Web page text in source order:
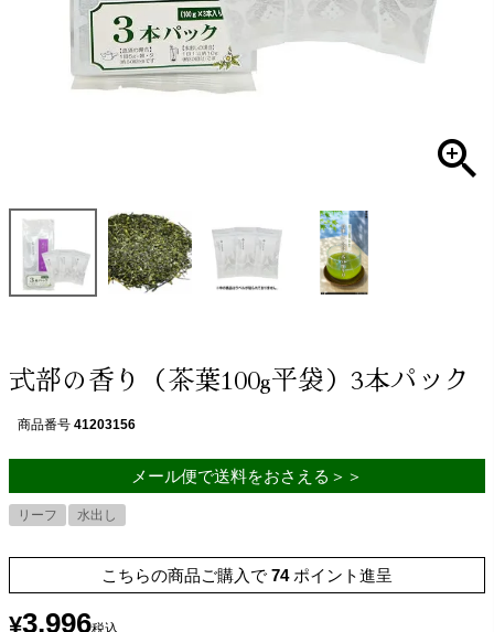
式部の香り（茶葉100g平袋）3本パック
商品番号 41203156
メール便で送料をおさえる＞＞
リーフ 水出し
こちらの商品ご購入で 74 ポイント進呈
¥3,996税込